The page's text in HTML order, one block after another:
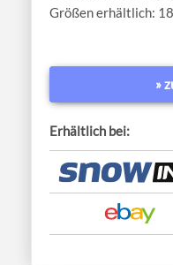
Größen erhältlich:
»
Erhältlich bei: